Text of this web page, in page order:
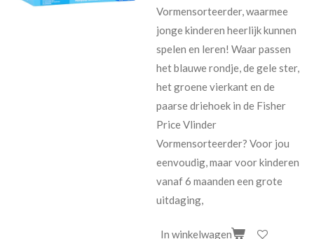
Vormensorteerder, waarmee
jonge kinderen heerlijk kunnen
spelen en leren! Waar passen
het blauwe rondje, de gele ster,
het groene vierkant en de
paarse driehoek in de Fisher
Price Vlinder
Vormensorteerder? Voor jou
eenvoudig, maar voor kinderen
vanaf 6 maanden een grote
uitdaging,
In winkelwagen